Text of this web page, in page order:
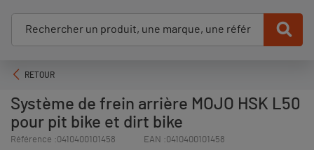
RETOUR
Système de frein arrière MOJO HSK L50
pour pit bike et dirt bike
Référence :0410400101458 EAN :0410400101458